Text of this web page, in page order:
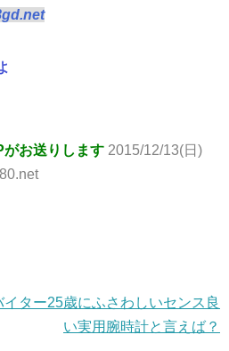
お送りします 2015/12/13(日)
イター25歳にふさわしいセンス良
い実用腕時計と言えば？